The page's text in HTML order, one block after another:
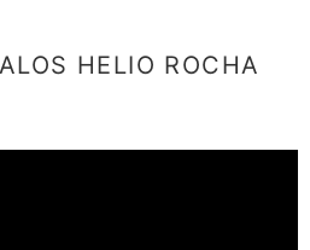
HELIO ROCHA